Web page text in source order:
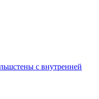
с внутренней